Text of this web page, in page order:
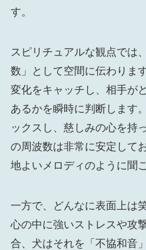
す。
スピリチュアルな観点では
数」として空間に伝わりま
変化をキャッチし、相手が
あるかを瞬時に判断します
ックスし、慈しみの心を持
の周波数は非常に安定して
地よいメロディのように聞
一方で、どんなに表面上は
心の中に強いストレスや攻
合、犬はそれを「不協和音